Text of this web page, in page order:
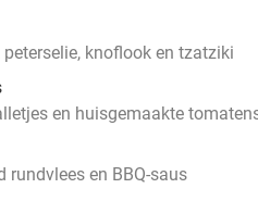
knoflook en tzatziki
en huisgemaakte
rundvlees en BBQ-saus